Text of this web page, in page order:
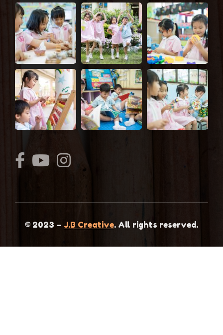
© 2023 – J.B Creative. All rights reserved.